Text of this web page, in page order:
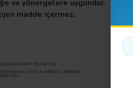
ve yönergelere uygundur.
madde içermez.
SANAYİ TİCARET AŞ
İŞHANI NO 112/73 ALTINDAĞ / ANKARA